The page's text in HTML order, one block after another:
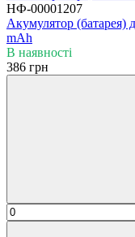
НФ-00001207
Акумулятор (батарея)
mAh
В наявності
386 грн